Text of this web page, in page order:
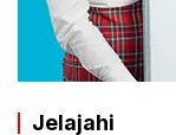
Jelajahi